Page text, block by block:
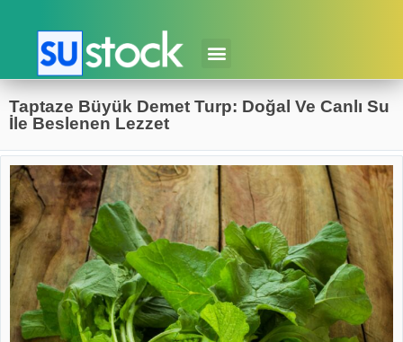
Taptaze Büyük Demet Turp: Doğal Ve Canlı Su
İle Beslenen Lezzet